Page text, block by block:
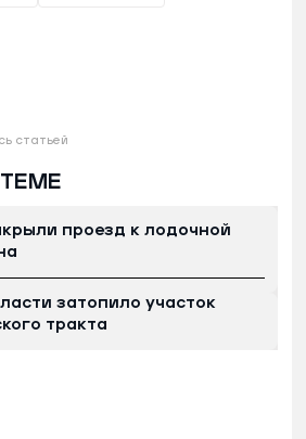
статьей
проезд к лодочной
затопило участок
тракта